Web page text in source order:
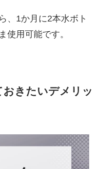
、1か月に2本水ボト
使用可能です。
おきたいデメリッ